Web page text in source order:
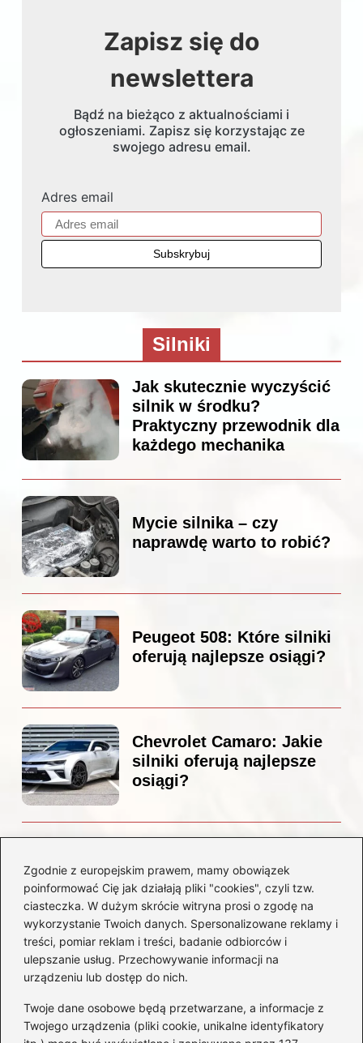
Zgodnie z europejskim prawem, mamy obowiązek
poinformować Cię jak działają pliki "cookies", czyli tzw.
ciasteczka. W dużym skrócie witryna prosi o zgodę na
wykorzystanie Twoich danych. Spersonalizowane reklamy i
treści, pomiar reklam i treści, badanie odbiorców i
ulepszanie usług. Przechowywanie informacji na
urządzeniu lub dostęp do nich.
Twoje dane osobowe będą przetwarzane, a informacje z
Twojego urządzenia (pliki cookie, unikalne identyfikatory
Zapisz się do
newslettera
Bądź na bieżąco z aktualnościami i
ogłoszeniami. Zapisz się korzystając ze
swojego adresu email.
Adres email
Silniki
Jak skutecznie wyczyścić
silnik w środku?
Praktyczny przewodnik dla
każdego mechanika
Mycie silnika – czy
naprawdę warto to robić?
Peugeot 508: Które silniki
oferują najlepsze osiągi?
Chevrolet Camaro: Jakie
silniki oferują najlepsze
osiągi?
Odkryj przyczyny i
rozwiązania dla Twojego
silnika
Kategorie
Akumulatory (85)
Benzyna i Diesel (80)